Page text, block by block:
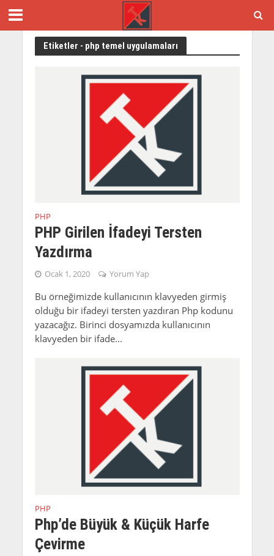
Etiketler - php temel uygulamaları
PHP
PHP Girilen İfadeyi Tersten
Yazdırma
Ocak 1, 2020 Yorum Yap
Bu örneğimizde kullanıcının klavyeden girmiş
olduğu bir ifadeyi tersten yazdıran Php kodunu
yazacağız. Birinci dosyamızda kullanıcının
klavyeden bir ifade...
PHP
Php’de Büyük & Küçük Harfe
Çevirme